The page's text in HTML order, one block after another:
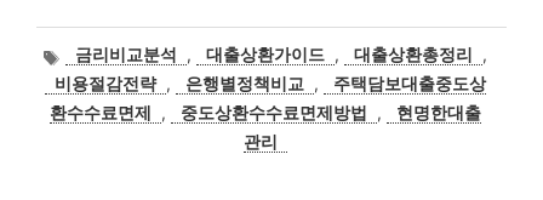
태
그
금리비교분석 , 대출상환가이드 , 대출상환총정리
,
비용절감전략 , 은행별정책비교 ,
주택담보대출중도상
환수수료면제
, 중도상환수수료면제방법 ,
현명한대출
관리